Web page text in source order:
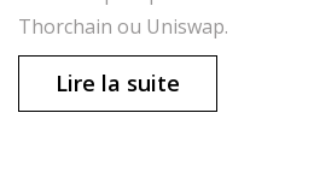
Thorchain ou Uniswap.
Lire la suite